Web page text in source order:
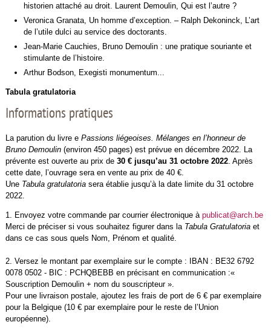
historien attaché au droit. Laurent Demoulin, Qui est l’autre ?
Veronica Granata, Un homme d’exception. – Ralph Dekoninck, L’art
de l’utile dulci au service des doctorants.
Jean-Marie Cauchies, Bruno Demoulin : une pratique souriante et
stimulante de l’histoire.
Arthur Bodson, Exegisti monumentum...
Tabula gratulatoria
Informations pratiques
La parution du livre e Passions liégeoises. Mélanges en l’honneur de
Bruno Demoulin (environ 450 pages) est prévue en décembre 2022. La
prévente est ouverte au prix de30 € jusqu’au 31 octobre 2022. Après
cette date, l’ouvrage sera en vente au prix de 40 €.
UneTabula gratulatoriasera établie jusqu’à la date limite du 31 octobre
2022.
1. Envoyez votre commande par courrier électronique à publicat@arch.be
Merci de préciser si vous souhaitez figurer dans la Tabula Gratulatoria et
dans ce cas sous quels Nom, Prénom et qualité.
2. Versez le montant par exemplaire sur le compte : IBAN : BE32 6792
0078 0502 - BIC : PCHQBEBB en précisant en communication :«
Souscription Demoulin + nom du souscripteur ».
Pour une livraison postale, ajoutez les frais de port de 6 € par exemplaire
pour la Belgique (10 € par exemplaire pour le reste de l’Union
européenne).